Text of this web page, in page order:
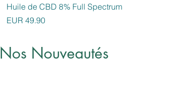
Huile de CBD 8% Full Spectrum
Preis
EUR 49.90
Nos Nouveautés